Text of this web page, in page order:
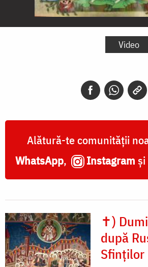
Sfinții
Video
Alătură-te comunității
WhatsApp, Instagram și
✝)
după
Sfinților